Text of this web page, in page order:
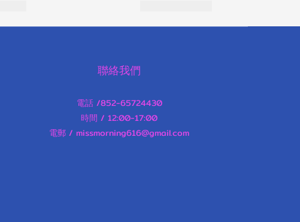
聯絡我們
電話 /852-65724430
時間 / 12:00-17:00
電郵 / missmorning616@gmail.com